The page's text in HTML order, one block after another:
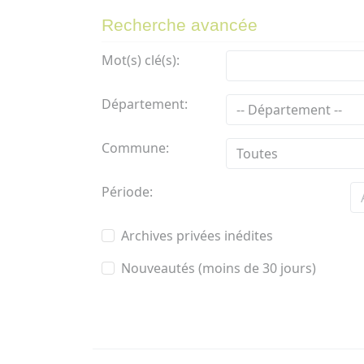
Recherche avancée
Mot(s) clé(s):
Département:
Commune:
Période:
Archives privées inédites
Nouveautés (moins de 30 jours)